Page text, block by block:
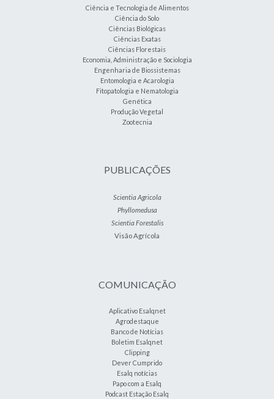
Ciência e Tecnologia de Alimentos
Ciência do Solo
Ciências Biológicas
Ciências Exatas
Ciências Florestais
Economia, Administração e Sociologia
Engenharia de Biossistemas
Entomologia e Acarologia
Fitopatologia e Nematologia
Genética
Produção Vegetal
Zootecnia
PUBLICAÇÕES
Scientia Agricola
Phyllomedusa
Scientia Forestalis
Visão Agrícola
COMUNICAÇÃO
Aplicativo Esalqnet
Agrodestaque
Banco de Notícias
Boletim Esalqnet
Clipping
Dever Cumprido
Esalq notícias
Papo com a Esalq
Podcast Estação Esalq